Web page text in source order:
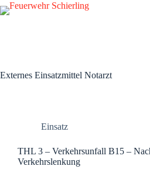
Zum
Inhalt
Externes Einsatzmittel Notarzt
Einsatz
THL 3 – Ver­kehrs­un­fall B15 –
Ver­kehrs­len­kung